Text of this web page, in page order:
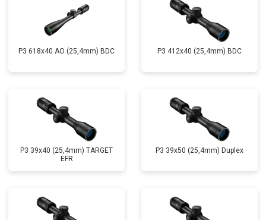
P3 618x40 AO (25,4mm) BDC P3 412x40 (25,4mm) BDC
P3 39x40 (25,4mm) TARGET
EFR
P3 39x50 (25,4mm) Duplex